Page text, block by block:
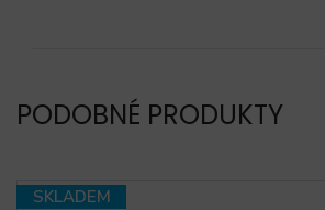
PODOBNÉ PRODUKTY
SKLADEM